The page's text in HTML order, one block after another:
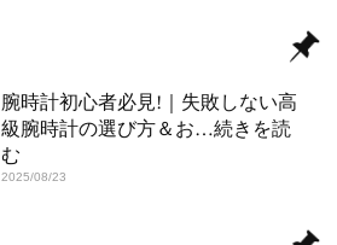
腕時計初心者必見!｜失敗しない高
級腕時計の選び方＆お…続きを読
む
2025/08/23